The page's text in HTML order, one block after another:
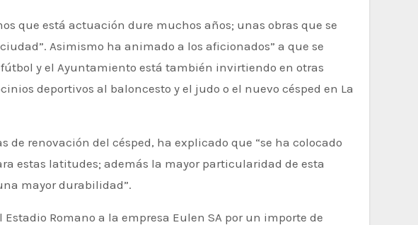
que está actuación dure muchos años; unas obras que se
Asimismo ha animado a los aficionados” a que se
y el Ayuntamiento está también invirtiendo en otras
deportivos al baloncesto y el judo o el nuevo césped en La
renovación del césped, ha explicado que “se ha colocado
estas latitudes; además la mayor particularidad de esta
mayor durabilidad”.
Romano a la empresa Eulen SA por un importe de